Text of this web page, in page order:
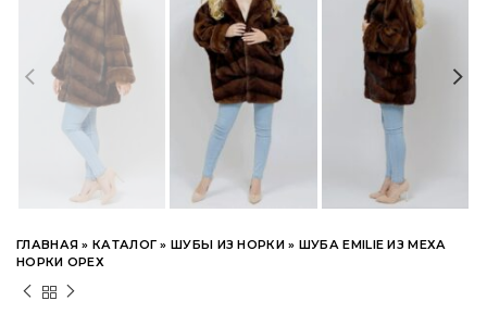
ГЛАВНАЯ »КАТАЛОГ »ШУБЫ ИЗ НОРКИ» ШУБА EMILIE ИЗ МЕХА
НОРКИ ОРЕХ